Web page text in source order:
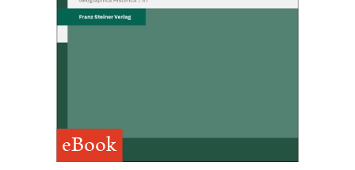
eBook